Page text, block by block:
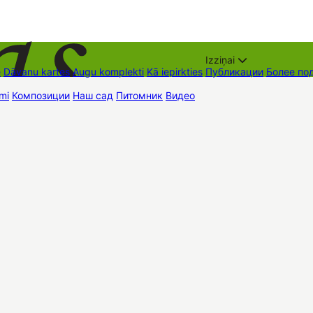
Dāvanu kartes Augu komplekti Kā iepirkties
Izziņai
Публикации Более
Композиции Наш сад Питомник Видео